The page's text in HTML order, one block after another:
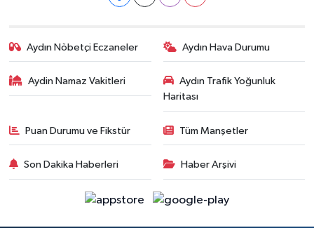
Aydın Nöbetçi Eczaneler Aydın Hava Durumu
Aydin Namaz Vakitleri
Aydın Trafik Yoğunluk
Haritası
Puan Durumu ve Fikstür Tüm Manşetler
Son Dakika Haberleri Haber Arşivi